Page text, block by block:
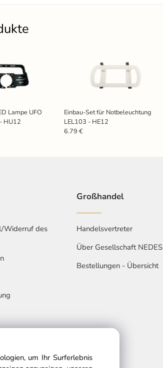
Lampe UFO
HU12
Einbau-Set für Notbeleuchtung
LEL103 - HE12
6.79 €
Widerruf des
Großhandel
Handelsvertreter
Über Gesellschaft NEDES
Bestellungen - Übersicht
um Ihr Surferlebnis